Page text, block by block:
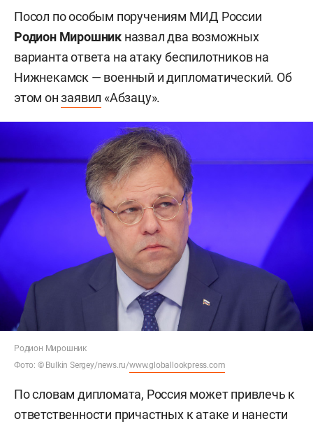
Посол по особым поручениям МИД России
Родион Мирошник назвал два возможных
варианта ответа на атаку беспилотников на
Нижнекамск — военный и дипломатический. Об
этом онзаявил «Абзацу».
Родион Мирошник
Фото: © Bulkin Sergey/news.ru/www.globallookpress.com
По словам дипломата, Россия может привлечь к
ответственности причастных к атаке и нанести